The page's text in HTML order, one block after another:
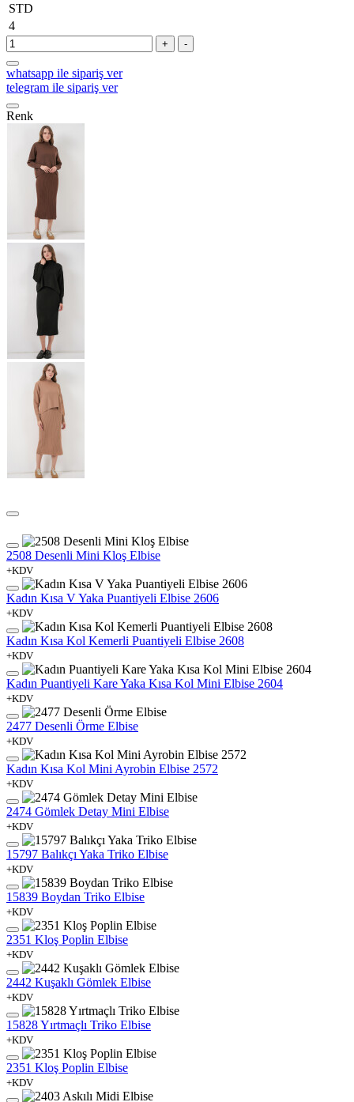
STD
4
+ -
whatsapp ile sipariş ver
telegram ile sipariş ver
Renk
2508 Desenli Mini Kloş Elbise
+KDV
Kadın Kısa V Yaka Puantiyeli Elbise 2606
+KDV
Kadın Kısa Kol Kemerli Puantiyeli Elbise 2608
+KDV
Kadın Puantiyeli Kare Yaka Kısa Kol Mini Elbise 2604
+KDV
2477 Desenli Örme Elbise
+KDV
Kadın Kısa Kol Mini Ayrobin Elbise 2572
+KDV
2474 Gömlek Detay Mini Elbise
+KDV
15797 Balıkçı Yaka Triko Elbise
+KDV
15839 Boydan Triko Elbise
+KDV
2351 Kloş Poplin Elbise
+KDV
2442 Kuşaklı Gömlek Elbise
+KDV
15828 Yırtmaçlı Triko Elbise
+KDV
2351 Kloş Poplin Elbise
+KDV